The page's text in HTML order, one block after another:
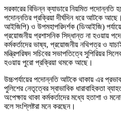
সরকারের বিভিন্ন ক্যাডারে নিয়মিত পদোন্নতি
পদোন্নতির প্রক্রিয়া দীর্ঘদিন ধরে আটকে
আইজিপি) ও উপমহাপরিদর্শক (ডিআইজি)
প্রয়োজনীয় প্রশাসনিক সিদ্ধান্ত না হওয়ায়
কর্মকর্তাদের ভাষ্য, প্রয়োজনীয় নথিপত্র ও
মন্ত্রিপরিষদ সচিবের সভাপতিত্বে সুপিরিয়র
হওয়ায় পুরো প্রক্রিয়া থমকে আছে।
উচ্চপর্যায়ের পদোন্নতি আটকে থাকায় এর
পুলিশের নেতৃত্বের স্বাভাবিক ধারাবাহিকতা
অপেক্ষায় থাকা কর্মকর্তাদের মধ্যে হতাশা ও
বলে সংশ্লিষ্টরা মনে করছেন।